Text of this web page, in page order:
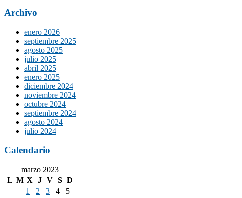
Archivo
enero 2026
septiembre 2025
agosto 2025
julio 2025
abril 2025
enero 2025
diciembre 2024
noviembre 2024
octubre 2024
septiembre 2024
agosto 2024
julio 2024
Calendario
marzo 2023
L M X J V S D
1
2 3 4
5